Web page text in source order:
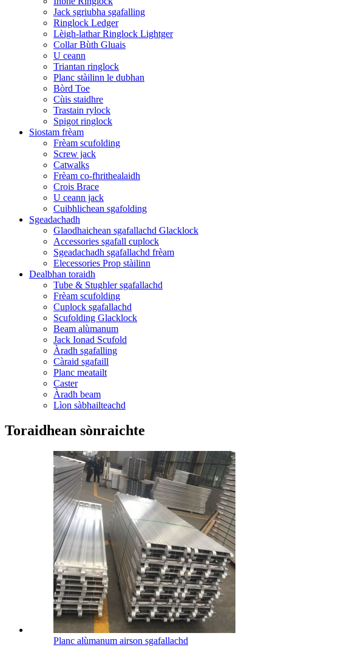
Jack sgriubha sgafalling
Ringlock Ledger
Lèigh-lathar Ringlock Lightger
Collar Bùth Gluais
U ceann
Triantan ringlock
Planc stàilinn le dubhan
Bòrd Toe
Cùis staidhre
Trastain rylock
Spigot ringlock
Siostam frèam
Frèam scufolding
Screw jack
Catwalks
Frèam co-fhrithealaidh
Crois Brace
U ceann jack
Cuibhlichean sgafolding
Sgeadachadh
Glaodhaichean sgafallachd Glacklock
Accessories sgafall cuplock
Sgeadachadh sgafallachd frèam
Elecessories Prop stàilinn
Dealbhan toraidh
Tube & Stughler sgafallachd
Frèam scufolding
Cuplock sgafallachd
Scufolding Glacklock
Beam alùmanum
Jack Ionad Scufold
Àradh sgafalling
Càraid sgafaill
Planc meatailt
Caster
Àradh beam
Lìon sàbhailteachd
Toraidhean sònraichte
Planc alùmanum airson sgafallachd